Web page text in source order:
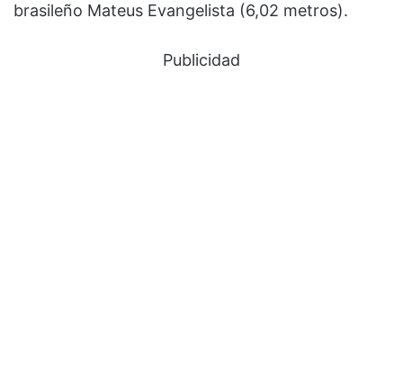
brasileño Mateus Evangelista (6,02 metros).
Publicidad